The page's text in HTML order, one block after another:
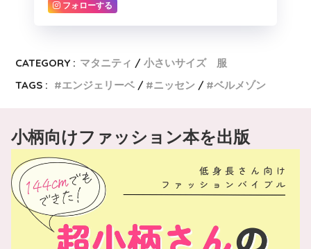
フォローする
CATEGORY : マタニティ
小さいサイズ 服
TAGS :
エンジェリーベ ニッセン ベルメゾン
小柄向けファッション本を出版